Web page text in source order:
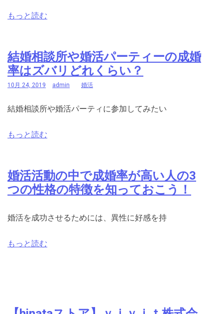
もっと読む
結婚相談所や婚活パーティーの成婚
率はズバリどれくらい？
10月 24, 2019 admin 婚活
結婚相談所や婚活パーティに参加してみたい
もっと読む
婚活活動の中で成婚率が高い人の3
つの性格の特徴を知っておこう！
婚活を成功させるためには、異性に好感を持
もっと読む